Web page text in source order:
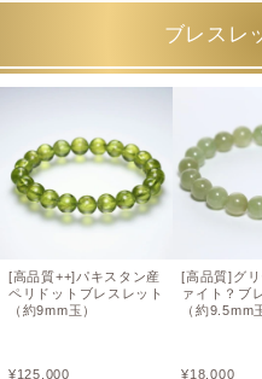
ブレスレ
[高品質++]パキスタン産
ペリドットブレスレット
（約9mm玉）
¥125,000
[高品質]グ
ァイト？ブ
（約9.5mm
¥18,000